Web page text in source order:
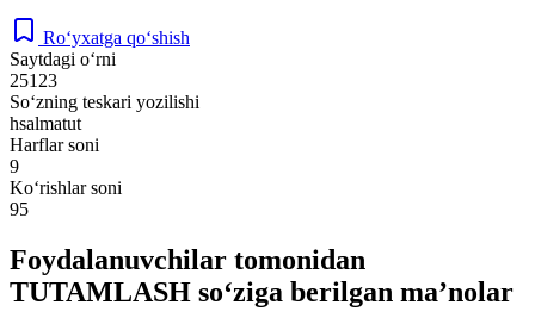
Ro‘yxatga qo‘shish
Saytdagi o‘rni
25123
So‘zning teskari yozilishi
hsalmatut
Harflar soni
9
Ko‘rishlar soni
95
Foydalanuvchilar tomonidan
TUTAMLASH so‘ziga berilgan ma’nolar